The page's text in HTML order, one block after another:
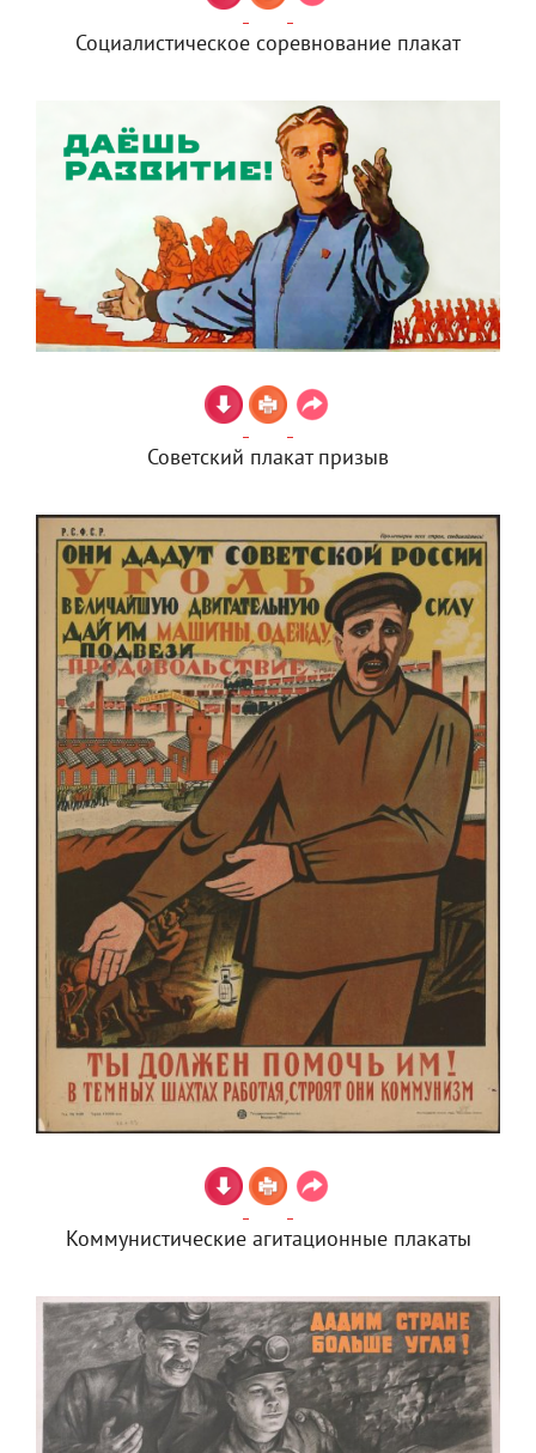
Социалистическое соревнование плакат
Советский плакат призыв
Коммунистические агитационные плакаты